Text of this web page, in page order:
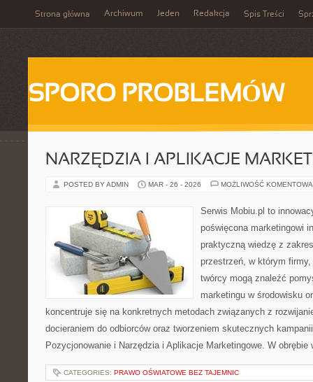
Strona główna Archiwum Jeden Redakcja Spis Treści
SPORO PROBLEMÓW
NARZĘDZIA I APLIKACJE
POSTED BY ADMIN MAR - 26 - 2026 MOŻLIWOŚĆ
Serwis Mobiu.pl to
poświęcona marketingowi
praktyczną wiedzę z
przestrzeń, w którym
twórcy mogą znaleźć
marketingu w środowisku
koncentruje się na konkretnych metodach związanych z
docieraniem do odbiorców oraz tworzeniem skutecznych
Pozycjonowanie i Narzędzia i Aplikacje Marketingowe. W
CATEGORIES: PRAWO OŚWIATOWE BEZ TAJEMNIC